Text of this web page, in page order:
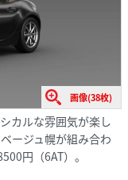
画像(38枚)
カルな雰囲気が楽し
ージュ幌が組み合わ
円（6AT）。